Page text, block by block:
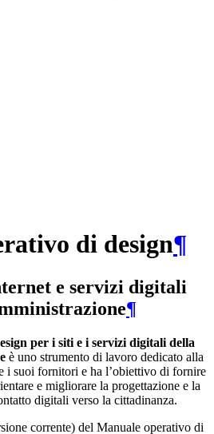
di design¶
e servizi digitali
¶
per i siti e i servizi digitali della
è uno strumento di lavoro dedicato alla
i suoi fornitori e ha l’obiettivo di fornire
e migliorare la progettazione e la
digitali verso la cittadinanza.
corrente) del Manuale operativo di